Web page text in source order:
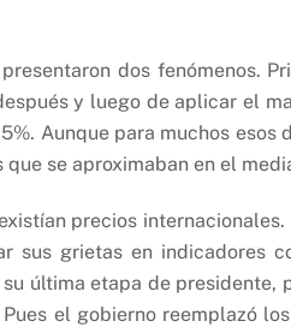
dos fenómenos.
y luego de aplicar el
Aunque para muchos esos
se aproximaban en el
precios
sus grietas en indicadores
última etapa de presidente,
el gobierno reemplazó